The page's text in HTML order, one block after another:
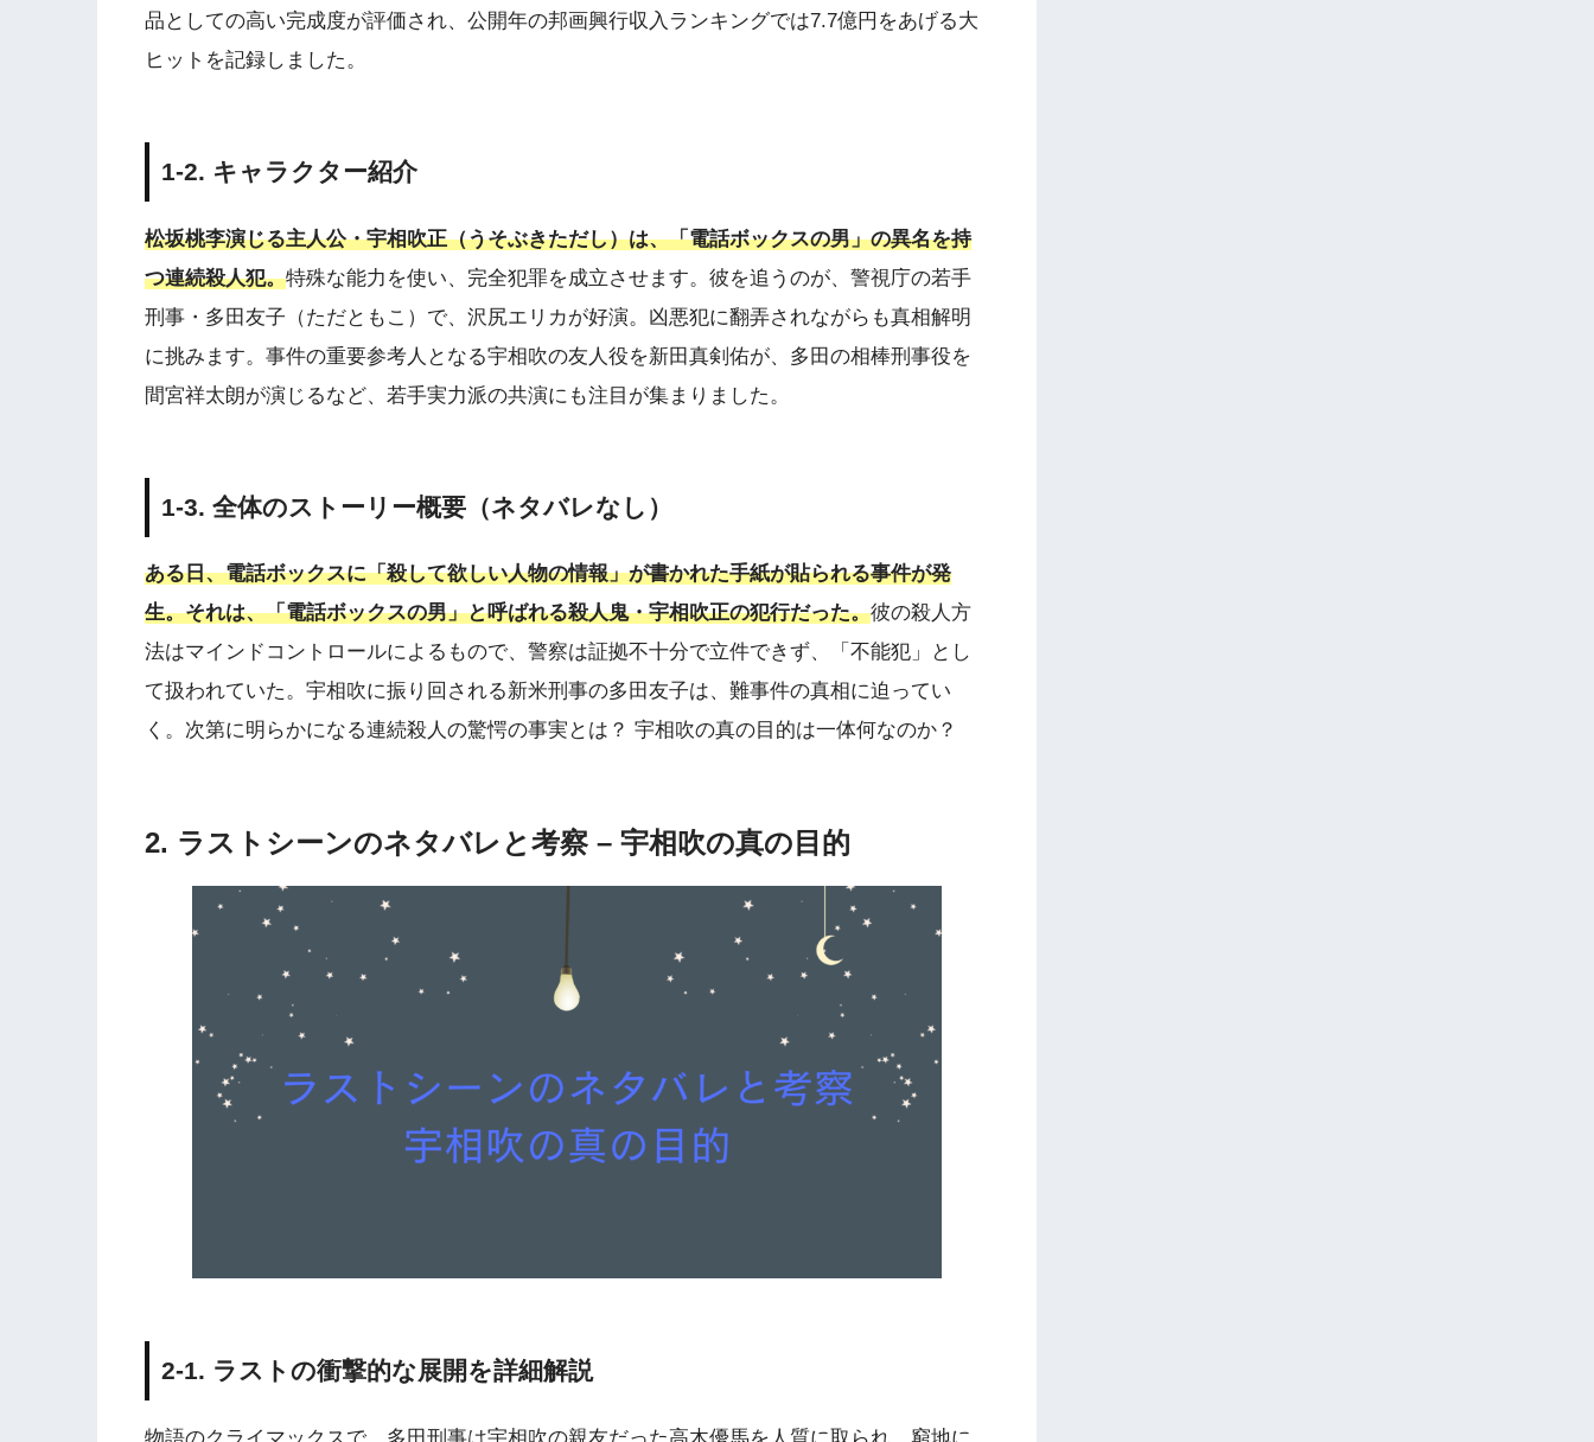
品としての高い完成度が評価され、公開年の邦画興行収入ランキングでは7.7億円をあげる大
ヒットを記録しました。
1-2. キャラクター紹介
松坂桃李演じる主人公・宇相吹正（うそぶきただし）は、「電話ボックスの男」の異名を持
つ連続殺人犯。特殊な能力を使い、完全犯罪を成立させます。彼を追うのが、警視庁の若手
刑事・多田友子（ただともこ）で、沢尻エリカが好演。凶悪犯に翻弄されながらも真相解明
に挑みます。事件の重要参考人となる宇相吹の友人役を新田真剣佑が、多田の相棒刑事役を
間宮祥太朗が演じるなど、若手実力派の共演にも注目が集まりました。
1-3. 全体のストーリー概要（ネタバレなし）
ある日、電話ボックスに「殺して欲しい人物の情報」が書かれた手紙が貼られる事件が発
生。それは、「電話ボックスの男」と呼ばれる殺人鬼・宇相吹正の犯行だった。彼の殺人方
法はマインドコントロールによるもので、警察は証拠不十分で立件できず、「不能犯」とし
て扱われていた。宇相吹に振り回される新米刑事の多田友子は、難事件の真相に迫ってい
く。次第に明らかになる連続殺人の驚愕の事実とは？ 宇相吹の真の目的は一体何なのか？
2. ラストシーンのネタバレと考察 – 宇相吹の真の目的
2-1. ラストの衝撃的な展開を詳細解説